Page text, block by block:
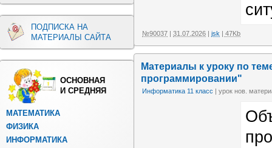
ПОДПИСКА НА
МАТЕРИАЛЫ САЙТА
ОСНОВНАЯ
И СРЕДНЯЯ
МАТЕМАТИКА
ФИЗИКА
ИНФОРМАТИКА
№90037 31.07.2026 jsk | 47Kb
Материалы к уроку по
программировании"
Информатика 11 класс | урок нов.